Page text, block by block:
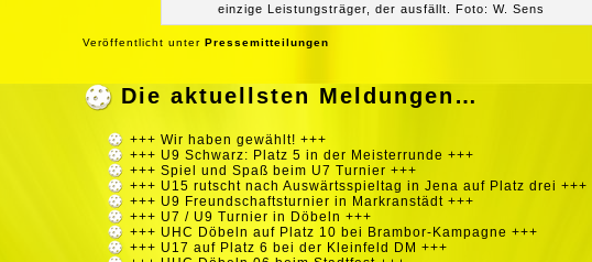
einzige Leistungsträger, der ausfällt. Foto: W. Sens
Veröffentlicht unter Pressemitteilungen
Die aktuellsten Meldungen…
+++ Wir haben gewählt! +++
+++ U9 Schwarz: Platz 5 in der Meisterrunde +++
+++ Spiel und Spaß beim U7 Turnier +++
+++ U15 rutscht nach Auswärtsspieltag in Jena auf Platz drei +++
+++ U9 Freundschaftsturnier in Markranstädt +++
+++ U7 / U9 Turnier in Döbeln +++
+++ UHC Döbeln auf Platz 10 bei Brambor-Kampagne +++
+++ U17 auf Platz 6 bei der Kleinfeld DM +++